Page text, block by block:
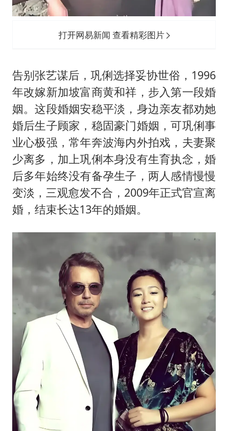
打开网易新闻 查看精彩图片
告别张艺谋后，巩俐选择妥协世俗，1996
年改嫁新加坡富商黄和祥，步入第一段婚
姻。这段婚姻安稳平淡，身边亲友都劝她
婚后生子顾家，稳固豪门婚姻，可巩俐事
业心极强，常年奔波海内外拍戏，夫妻聚
少离多，加上巩俐本身没有生育执念，婚
后多年始终没有备孕生子，两人感情慢慢
变淡，三观愈发不合，2009年正式官宣离
婚，结束长达13年的婚姻。